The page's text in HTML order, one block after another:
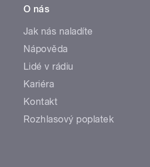
O nás
Jak nás naladíte
Nápověda
Lidé v rádiu
Kariéra
Kontakt
Rozhlasový poplatek